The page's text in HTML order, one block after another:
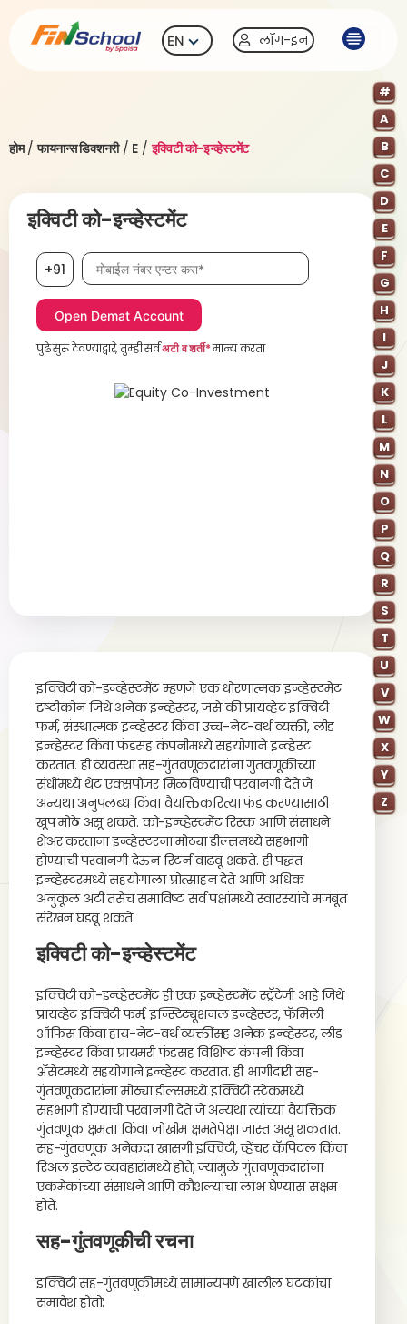
EN लॉग-इन
होम/फायनान्स डिक्शनरी/ E /इक्विटी को-इन्व्हेस्टमेंट
#
A
B
C
D
E
F
G
H
I
J
K
L
M
N
O
P
Q
R
S
T
U
V
W
X
Y
Z
इक्विटी को-इन्व्हेस्टमेंट
+91 मोबाईल नंबर, आवश्यक
पुढे सुरू ठेवण्याद्वारे, तुम्ही सर्वअटी व शर्ती*मान्य करता
इक्विटी को-इन्व्हेस्टमेंट म्हणजे एक धोरणात्मक इन्व्हेस्टमेंट
दृष्टीकोन जिथे अनेक इन्व्हेस्टर, जसे की प्रायव्हेट इक्विटी
फर्म, संस्थात्मक इन्व्हेस्टर किंवा उच्च-नेट-वर्थ व्यक्ती, लीड
इन्व्हेस्टर किंवा फंडसह कंपनीमध्ये सहयोगाने इन्व्हेस्ट
करतात. ही व्यवस्था सह-गुंतवणूकदारांना गुंतवणूकीच्या
संधींमध्ये थेट एक्सपोजर मिळविण्याची परवानगी देते जे
अन्यथा अनुपलब्ध किंवा वैयक्तिकरित्या फंड करण्यासाठी
खूप मोठे असू शकते. को-इन्व्हेस्टमेंट रिस्क आणि संसाधने
शेअर करताना इन्व्हेस्टरना मोठ्या डील्समध्ये सहभागी
होण्याची परवानगी देऊन रिटर्न वाढवू शकते. ही पद्धत
इन्व्हेस्टरमध्ये सहयोगाला प्रोत्साहन देते आणि अधिक
अनुकूल अटी तसेच समाविष्ट सर्व पक्षांमध्ये स्वारस्यांचे मजबूत
संरेखन घडवू शकते.
इक्विटी को-इन्व्हेस्टमेंट
इक्विटी को-इन्व्हेस्टमेंट ही एक इन्व्हेस्टमेंट स्ट्रॅटेजी आहे जिथे
प्रायव्हेट इक्विटी फर्म, इन्स्टिट्यूशनल इन्व्हेस्टर, फॅमिली
ऑफिस किंवा हाय-नेट-वर्थ व्यक्तींसह अनेक इन्व्हेस्टर, लीड
इन्व्हेस्टर किंवा प्रायमरी फंडसह विशिष्ट कंपनी किंवा
ॲसेटमध्ये सहयोगाने इन्व्हेस्ट करतात. ही भागीदारी सह-
गुंतवणूकदारांना मोठ्या डील्समध्ये इक्विटी स्टेकमध्ये
सहभागी होण्याची परवानगी देते जे अन्यथा त्यांच्या वैयक्तिक
गुंतवणूक क्षमता किंवा जोखीम क्षमतेपेक्षा जास्त असू शकतात.
सह-गुंतवणूक अनेकदा खासगी इक्विटी, व्हेंचर कॅपिटल किंवा
रिअल इस्टेट व्यवहारांमध्ये होते, ज्यामुळे गुंतवणूकदारांना
एकमेकांच्या संसाधने आणि कौशल्याचा लाभ घेण्यास सक्षम
होते.
सह-गुंतवणूकीची रचना
इक्विटी सह-गुंतवणूकीमध्ये सामान्यपणे खालील घटकांचा
समावेश होतो: